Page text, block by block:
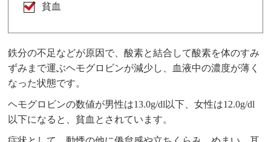
貧血
鉄分の不足などが原因で、酸素と結合して酸素を体のすみ
ずみまで運ぶヘモグロビンが減少し、血液中の濃度が薄く
なった状態です。
ヘモグロビンの数値が男性は13.0g/dl以下、女性は12.0g/dl
以下になると、貧血とされています。